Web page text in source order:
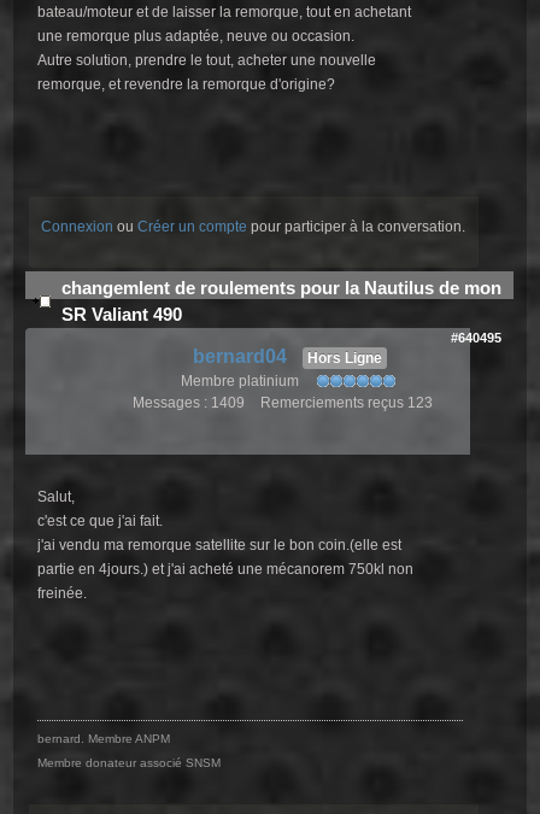
bateau/moteur et de laisser la remorque, tout en achetant
une remorque plus adaptée, neuve ou occasion.
Autre solution, prendre le tout, acheter une nouvelle
remorque, et revendre la remorque d'origine?
Connexion ouCréer un compte pour participer à la conversation.
changemlent de roulements pour la Nautilus de mon
SR Valiant 490
#640495
bernard04
Hors Ligne
Membre platinium
Messages : 1409
Remerciements reçus 123
Salut,
c'est ce que j'ai fait.
j'ai vendu ma remorque satellite sur le bon coin.(elle est
partie en 4jours.) et j'ai acheté une mécanorem 750kl non
freinée.
bernard. Membre ANPM
Membre donateur associé SNSM